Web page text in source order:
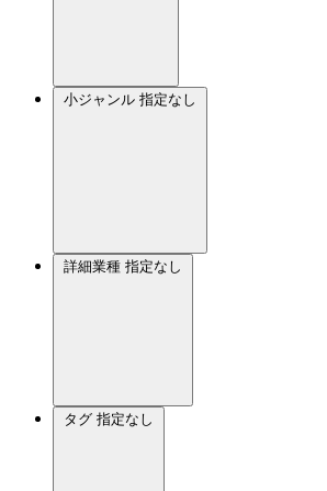
小ジャンル 指定なし
詳細業種 指定なし
タグ 指定なし